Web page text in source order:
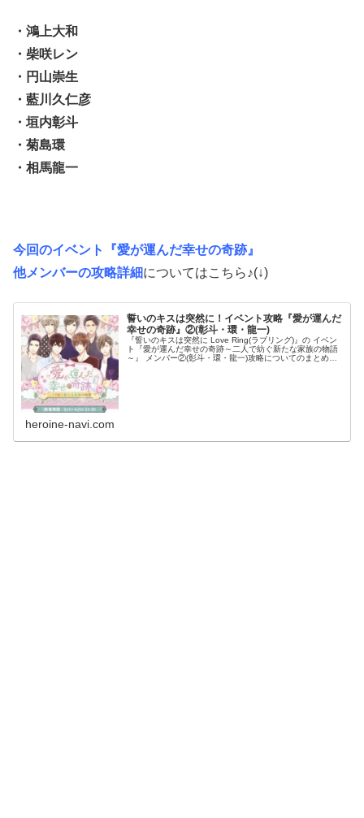
・鴻上大和
・柴咲レン
・円山崇生
・藍川久仁彦
・垣内彰斗
・菊島環
・相馬龍一
今回のイベント『愛が運んだ幸せの奇跡』
他メンバーの攻略詳細についてはこちら♪(↓)
誓いのキスは突然に！イベント攻略『愛が運んだ
幸せの奇跡』②(彰斗・環・龍一)
『誓いのキスは突然に Love Ring(ラブリング)』の イベン
ト『愛が運んだ幸せの奇跡～二人で紡ぐ新たな家族の物語
～』 メンバー②(彰斗・環・龍一)攻略についてのまとめで
heroine-navi.com